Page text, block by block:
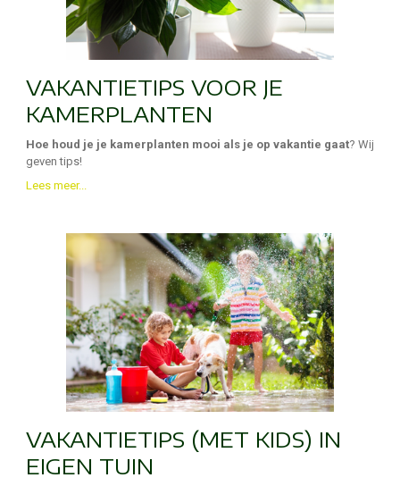
VAKANTIETIPS VOOR JE
KAMERPLANTEN
Hoe houd je je kamerplanten mooi als je op vakantie gaat? Wij
geven tips!
Lees meer...
VAKANTIETIPS (MET KIDS) IN
EIGEN TUIN